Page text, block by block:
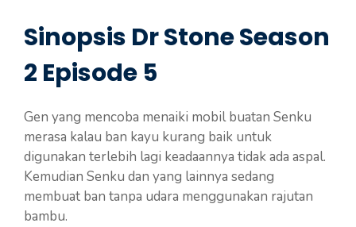
Sinopsis Dr Stone Season
2 Episode 5
Gen yang mencoba menaiki mobil buatan Senku
merasa kalau ban kayu kurang baik untuk
digunakan terlebih lagi keadaannya tidak ada aspal.
Kemudian Senku dan yang lainnya sedang
membuat ban tanpa udara menggunakan rajutan
bambu.